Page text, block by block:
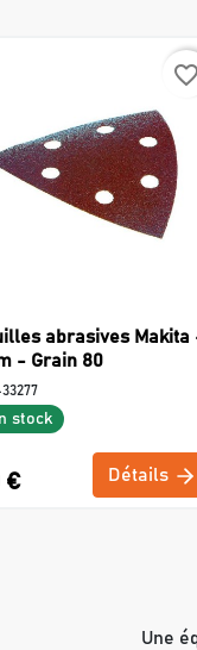
favorite_border
abrasives Makita
- Grain 80
33277
stock
€ Détails
Une